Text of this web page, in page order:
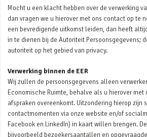
Mocht u een klacht hebben over de verwerking
dan vragen we u hierover met ons contact op te
een bevredigende uitkomst leiden, dan heeft
in te dienen bij de Autoriteit Persoonsgegevens;
autoriteit op het gebied van privacy.
Verwerking binnen de EER
Wij zullen de persoonsgegevens alleen
Economische Ruimte, behalve als u hierover
afspraken overeenkomt. Uitzondering hierop zijn
contactmomenten via onze website en/of
Facebook en LinkedIn) in kaart willen brengen.
bijvoorbeeld bezoekersaantallen en